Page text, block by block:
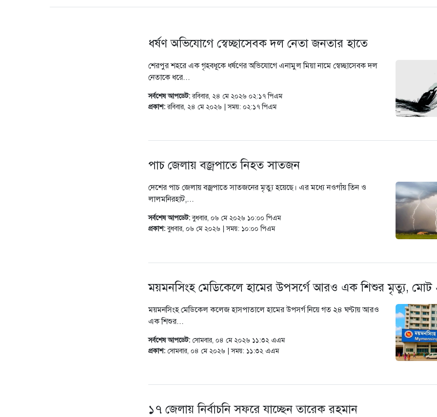
ধর্ষণ অভিযোগে স্বেচ্ছাসেবক দল নেতা জনতার হাতে
শেরপুর শহরে এক গৃহবধূকে ধর্ষণের অভিযোগে এনামুল মিয়া নামে স্বেচ্ছাসেবক দল
নেতাকে ধরে...
সর্বশেষ আপডেট:রবিবার, ২৪ মে ২০২৬ ০২:১৭ পিএম
প্রকাশ:রবিবার, ২৪ মে ২০২৬ | সময়: ০২:১৭ পিএম
পাচ জেলায় বজ্রপাতে নিহত সাতজন
দেশের পাচ জেলায় বজ্রপাতে সাতজনের মৃত্যু হয়েছে। এর মধ্যে নওগাঁয় তিন ও
লালমনিরহাট,...
সর্বশেষ আপডেট:বুধবার, ০৬ মে ২০২৬ ১০:০০ পিএম
প্রকাশ:বুধবার, ০৬ মে ২০২৬ | সময়: ১০:০০ পিএম
ময়মনসিংহ মেডিকেলে হামের উপসর্গে আরও এক শিশুর মৃত্যু, মোট
ময়মনসিংহ মেডিকেল কলেজ হাসপাতালে হামের উপসর্গ নিয়ে গত ২৪ ঘণ্টায় আরও
এক শিশুর...
সর্বশেষ আপডেট: সোমবার, ০৪ মে ২০২৬ ১১:৩২ এএম
প্রকাশ: সোমবার, ০৪ মে ২০২৬ | সময়: ১১:৩২ এএম
১৭ জেলায় নির্বাচনি সফরে যাচ্ছেন তারেক রহমান